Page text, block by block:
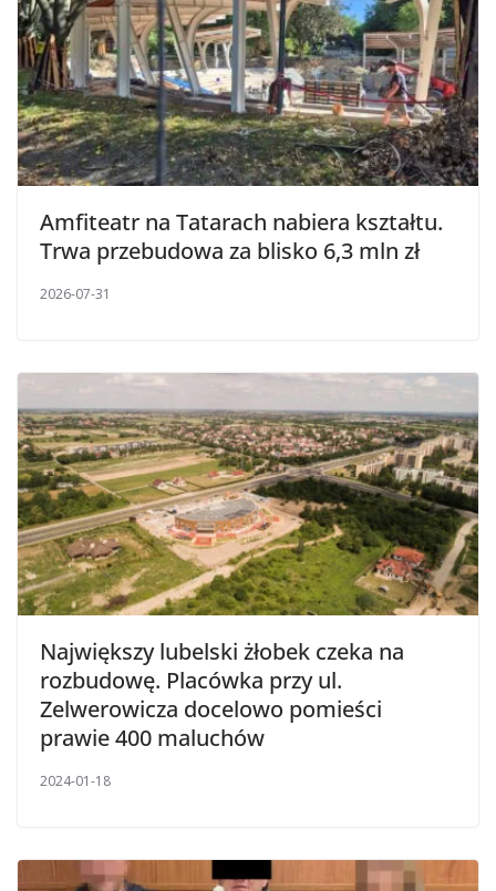
Amfiteatr na Tatarach nabiera kształtu.
Trwa przebudowa za blisko 6,3 mln zł
2026-07-31
Największy lubelski żłobek czeka na
rozbudowę. Placówka przy ul.
Zelwerowicza docelowo pomieści
prawie 400 maluchów
2024-01-18